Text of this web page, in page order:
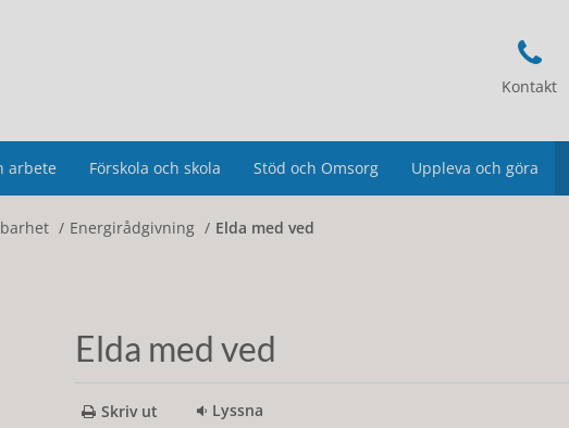
Kontakt
arbete Förskola och skola Stöd och Omsorg Uppleva och göra
Energirådgivning Elda med ved
Elda med ved
Skriv ut Lyssna